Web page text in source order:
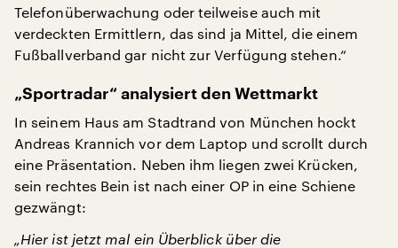
Telefonüberwachung oder teilweise auch mit
verdeckten Ermittlern, das sind ja Mittel, die einem
Fußballverband gar nicht zur Verfügung stehen.“
„Sportradar“ analysiert den Wettmarkt
In seinem Haus am Stadtrand von München hockt
Andreas Krannich vor dem Laptop und scrollt durch
eine Präsentation. Neben ihm liegen zwei Krücken,
sein rechtes Bein ist nach einer OP in eine Schiene
gezwängt:
„Hier ist jetzt mal ein Überblick über die